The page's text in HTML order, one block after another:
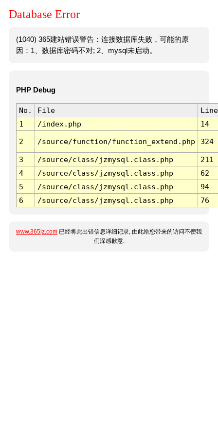
Database Error
(1040) 365建站错误警告：连接数据库失败，可能的原
因：1、数据库密码不对; 2、mysql未启动。
PHP Debug
No. File
Line
1
/index.php 14
2 /source/function/function_extend.php 324
3 /source/class/jzmysql.class.php
211
4
/source/class/jzmysql.class.php
62
5
/source/class/jzmysql.class.php
94
6
/source/class/jzmysql.class.php 76
www.365jz.com 已经将此出错信息详细记录, 由此给您带来的访问不便我
们深感歉意.